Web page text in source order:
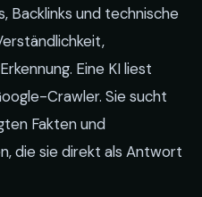
Backlinks und technische
Eine KI liest
Crawler. Sie sucht
Fakten und
die sie direkt als Antwort